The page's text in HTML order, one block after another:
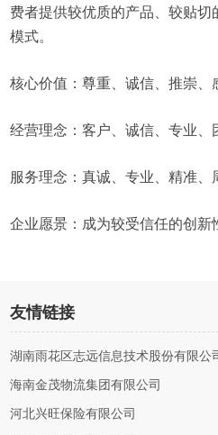
费者提供较优质的产品、较贴
模式。
核心价值：尊重、诚信、推崇、
经营理念：客户、诚信、专业、
服务理念：真诚、专业、精准、
企业愿景：成为较受信任的创新
友情链接
湖南雨花区志远信息技术股份有限公
海南金茂物流集团有限公司
河北兴旺保险有限公司